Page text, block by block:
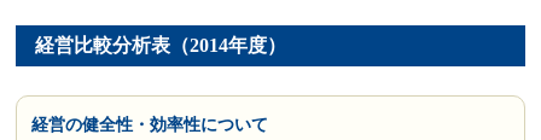
経営比較分析表（2014年度）
経営の健全性・効率性について